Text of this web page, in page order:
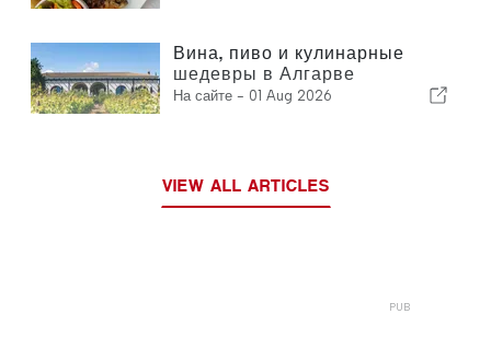
Вина, пиво и кулинарные
шедевры в Алгарве
На сайте - 01 Aug 2026
VIEW ALL ARTICLES